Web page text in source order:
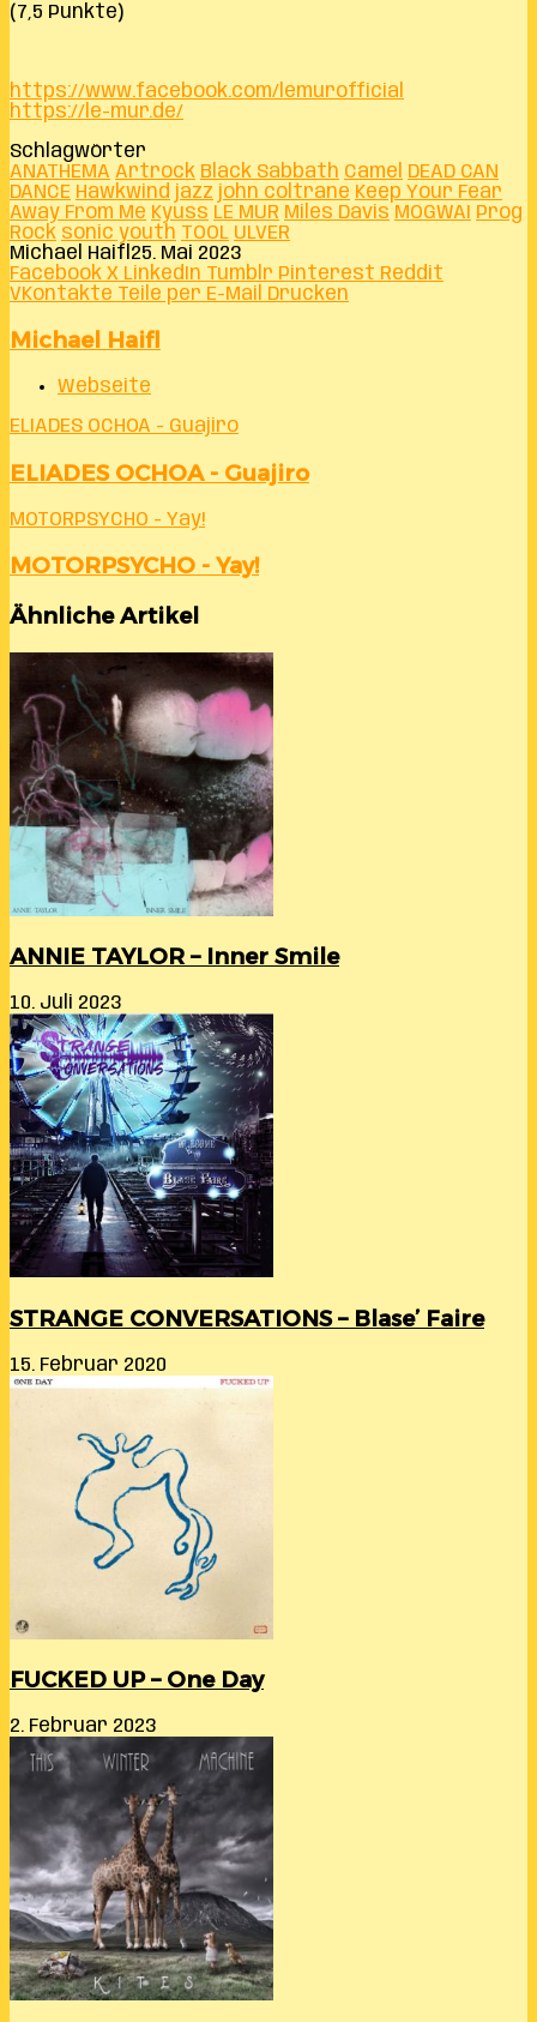
(7,5 Punkte)
https://www.facebook.com/lemurofficial
https://le-mur.de/
Schlagwörter
ANATHEMA Artrock Black Sabbath Camel
DEAD CAN
DANCE Hawkwind jazz john coltrane Keep Your Fear
Away From Me Kyuss LE MUR Miles Davis MOGWAI
Prog
Rock sonic youth TOOL ULVER
Michael Haifl 25. Mai 2023
Facebook X LinkedIn Tumblr Pinterest Reddit
VKontakte Teile per E-Mail Drucken
Michael Haifl
Webseite
ELIADES OCHOA - Guajiro
ELIADES OCHOA - Guajiro
MOTORPSYCHO - Yay!
MOTORPSYCHO - Yay!
Ähnliche Artikel
ANNIE TAYLOR – Inner Smile
10. Juli 2023
STRANGE CONVERSATIONS – Blase’ Faire
15. Februar 2020
FUCKED UP – One Day
2. Februar 2023